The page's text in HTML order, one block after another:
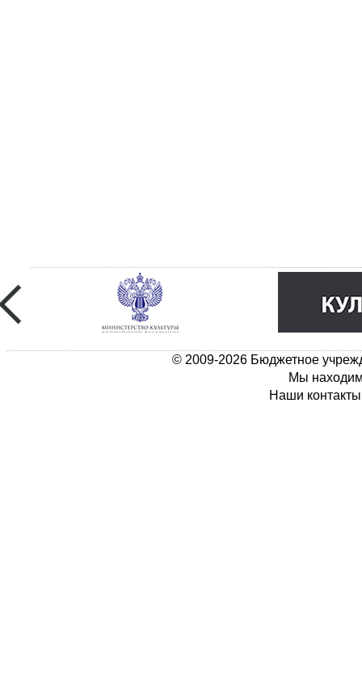
© 2009-2026 Бюджетное
Мы
Наши